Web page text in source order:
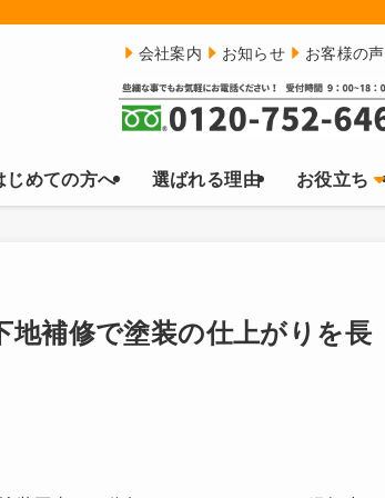
じめての方へ 選ばれる理由 お役立ち
会社案内 お知らせ お客様の声
地補修で塗装の仕上がりを長